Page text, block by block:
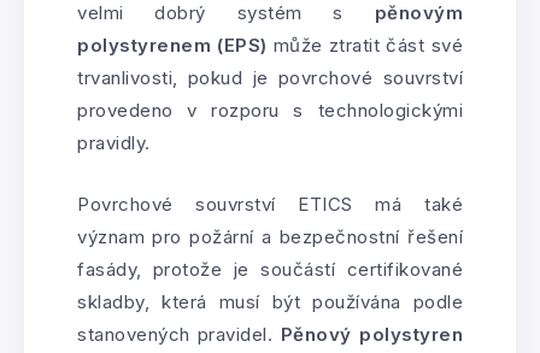
velmi dobrý systém s pěnovým
polystyrenem (EPS) může ztratit část své
trvanlivosti, pokud je povrchové souvrství
provedeno v rozporu s technologickými
pravidly.
Povrchové souvrství ETICS má také
význam pro požární a bezpečnostní řešení
fasády, protože je součástí certifikované
skladby, která musí být používána podle
stanovených pravidel. Pěnový polystyren